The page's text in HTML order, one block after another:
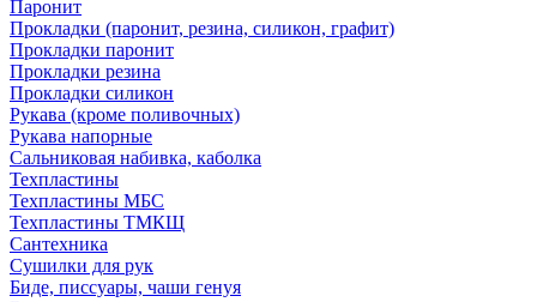
Паронит
Прокладки (паронит, резина, силикон, графит)
Прокладки паронит
Прокладки резина
Прокладки силикон
Рукава (кроме поливочных)
Рукава напорные
Сальниковая набивка, каболка
Техпластины
Техпластины МБС
Техпластины ТМКЩ
Сантехника
Сушилки для рук
Биде, писсуары, чаши генуя